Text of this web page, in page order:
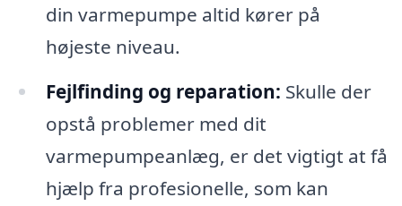
din varmepumpe altid kører på
højeste niveau.
Fejlfinding og reparation: Skulle der
opstå problemer med dit
varmepumpeanlæg, er det vigtigt at få
hjælp fra profesionelle, som kan